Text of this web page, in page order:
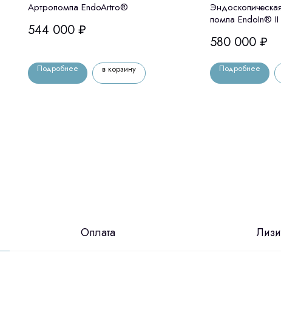
Артропомпа EndoArtro®
544 000 ₽
Подробнее в корзину
помпа EndoIn® II
580 000 ₽
Подробнее
Оплата